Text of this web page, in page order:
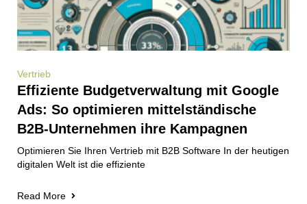
Vertrieb
Effiziente Budgetverwaltung mit Google
Ads: So optimieren mittelständische
B2B-Unternehmen ihre Kampagnen
Optimieren Sie Ihren Vertrieb mit B2B Software In der heutigen
digitalen Welt ist die effiziente
Read More